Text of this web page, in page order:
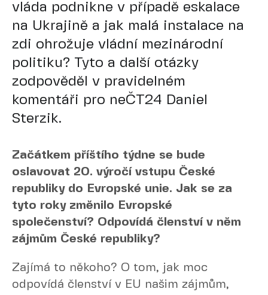
vláda podnikne v případě eskalace
na Ukrajině a jak malá instalace na
zdi ohrožuje vládní mezinárodní
politiku? Tyto a další otázky
zodpověděl v pravidelném
komentáři pro neČT24 Daniel
Sterzik.
Začátkem příštího týdne se bude
oslavovat 20. výročí vstupu České
republiky do Evropské unie. Jak se za
tyto roky změnilo Evropské
společenství? Odpovídá členství v něm
zájmům České republiky?
Zajímá to někoho? O tom, jak moc
odpovídá členství v EU našim zájmům,